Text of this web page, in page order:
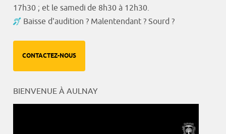
17h30 ; et le samedi de 8h30 à 12h30.
Baisse d'audition ? Malentendant ? Sourd ?
CONTACTEZ-NOUS
BIENVENUE À AULNAY